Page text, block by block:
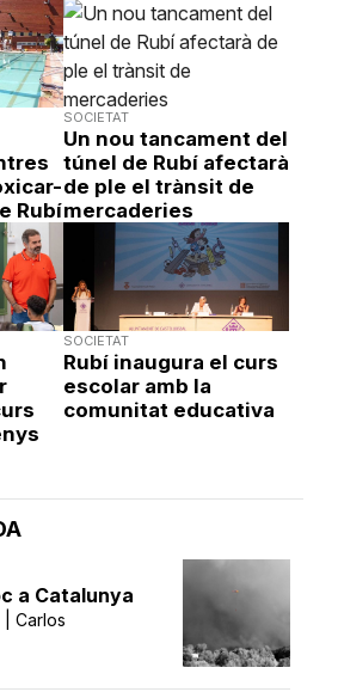
a Catalunya
| Carlos
Rubí
SOCIETAT
Un nou tancament del
túnel de Rubí afectarà
de ple el trànsit de
mercaderies
SOCIETAT
Rubí inaugura el curs
escolar amb la
comunitat educativa